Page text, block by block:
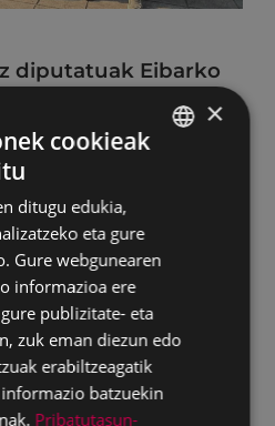
diputatuak Eibarko
nabarmendu du
×
cookieak
ditugu edukia,
eta gure
Gure webgunearen
informazioa ere
publizitate- eta
zuk eman diezun edo
erabiltzeagatik
batzuekin
Pribatutasun-